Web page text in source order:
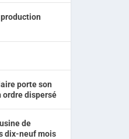
porte son
ordre dispersé
de
dix-neuf mois